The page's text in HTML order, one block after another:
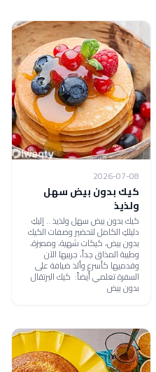
2026-07-08
كيك بدون بيض سهل
ولذيذ
كيك بدون بيض سهل ولذيذ .. إليكِ
دليلكِ الكامل لتحضير وصفات الكيك
بدون بيض، كيكات شهية، ومميزة،
وطيبة المذاق جداً، جربيها الآن
وقدميها كأسرع وألذ ضيافة على
السفرة تعلمي أيضاً: كيك البرتقال
بدون بيض